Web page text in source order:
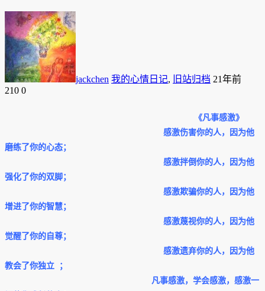
jackchen 我的心情日记, 旧站归档 21年前
210 0
《凡事感激》
感激伤害你的人，因为他
磨练了你的心态；
感激拌倒你的人，因为他
强化了你的双脚；
感激欺骗你的人，因为他
增进了你的智慧；
感激蔑视你的人，因为他
觉醒了你的自尊；
感激遗弃你的人，因为他
教会了你独立 ；
凡事感激，学会感激，感激一